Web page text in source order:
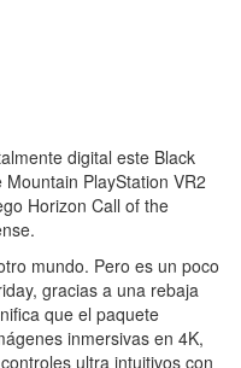
digital este Black
PlayStation VR2
Horizon Call of the
mundo. Pero es un poco
gracias a una rebaja
que el paquete
inmersivas en 4K,
ultra intuitivos con